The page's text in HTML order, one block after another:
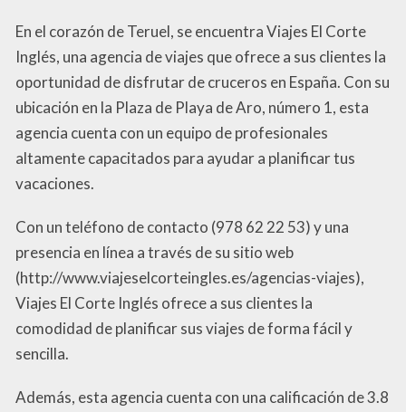
En el corazón de Teruel, se encuentra Viajes El Corte
Inglés, una agencia de viajes que ofrece a sus clientes la
oportunidad de disfrutar de cruceros en España. Con su
ubicación en la Plaza de Playa de Aro, número 1, esta
agencia cuenta con un equipo de profesionales
altamente capacitados para ayudar a planificar tus
vacaciones.
Con un teléfono de contacto (978 62 22 53) y una
presencia en línea a través de su sitio web
(http://www.viajeselcorteingles.es/agencias-viajes),
Viajes El Corte Inglés ofrece a sus clientes la
comodidad de planificar sus viajes de forma fácil y
sencilla.
Además, esta agencia cuenta con una calificación de 3.8